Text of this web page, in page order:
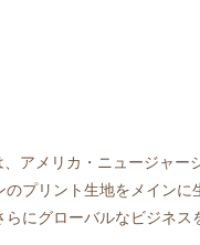
アメリカ・ニュージャー
プリント生地をメインに
にグローバルなビジネス